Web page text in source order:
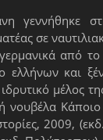
γεννήθηκε
σε
από
ελλήνων και
ιδρυτικό
νουβέλα
2009,